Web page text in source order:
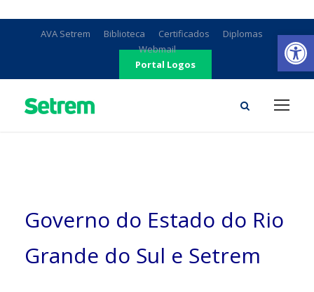
AVA Setrem Biblioteca Certificados
Diplomas
Webmail
Portal Logos
Governo do Estado do Rio
Grande do Sul e Setrem